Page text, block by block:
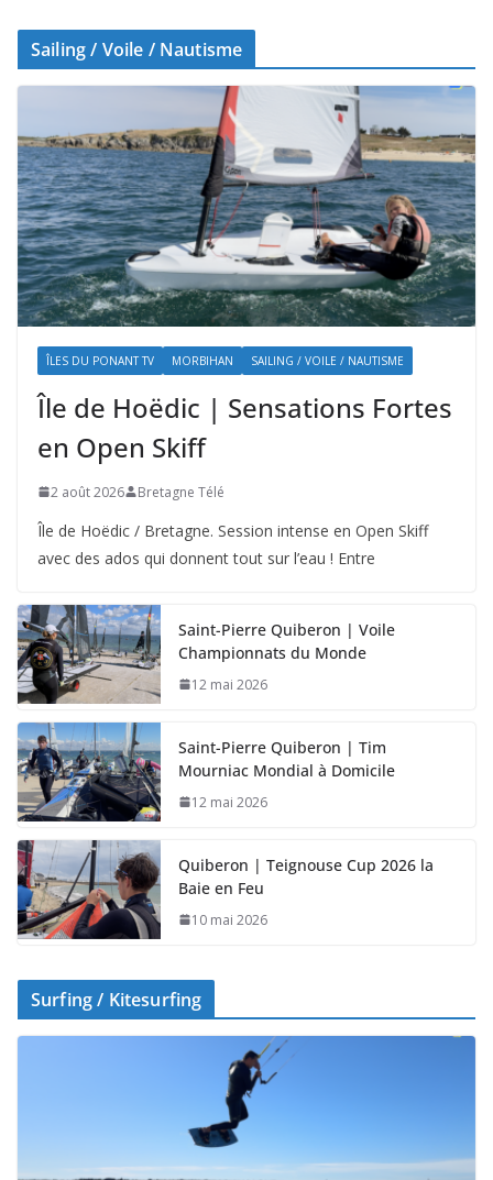
Sailing / Voile / Nautisme
ÎLES DU PONANT TV MORBIHAN SAILING / VOILE / NAUTISME
Île de Hoëdic | Sensations Fortes
en Open Skiff
2 août 2026 Bretagne Télé
Île de Hoëdic / Bretagne. Session intense en Open Skiff
avec des ados qui donnent tout sur l’eau ! Entre
Saint-Pierre Quiberon | Voile
Championnats du Monde
12 mai 2026
Saint-Pierre Quiberon | Tim
Mourniac Mondial à Domicile
12 mai 2026
Quiberon | Teignouse Cup 2026 la
Baie en Feu
10 mai 2026
Surfing / Kitesurfing